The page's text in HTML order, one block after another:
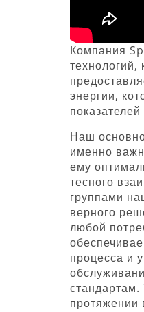
Компания
технологий,
энергии,
Наш
именно
ему
тесного
группами
верного
любой
процесса и
протяжении